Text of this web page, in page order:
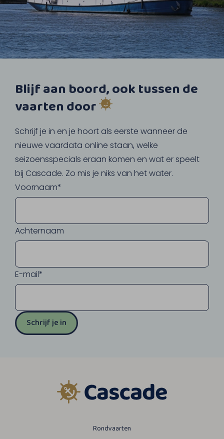
Blijf aan boord, ook tussen de
vaarten door
Schrijf je in en je hoort als eerste wanneer de
nieuwe vaardata online staan, welke
seizoensspecials eraan komen en wat er speelt
bij Cascade. Zo mis je niks van het water.
Voornaam*
Achternaam
E-mail*
Schrijf je in
Rondvaarten